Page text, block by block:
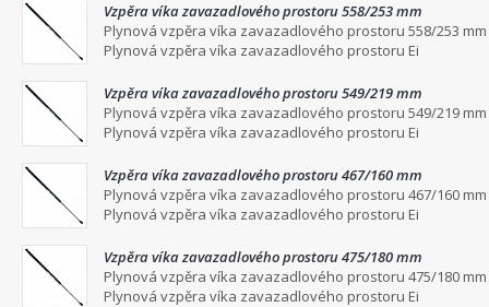
Vzpěra víka zavazadlového prostoru 558/253 mm
Plynová vzpěra víka zavazadlového prostoru 558/253 mm
Plynová vzpěra víka zavazadlového prostoru Ei
Vzpěra víka zavazadlového prostoru 549/219 mm
Plynová vzpěra víka zavazadlového prostoru 549/219 mm
Plynová vzpěra víka zavazadlového prostoru Ei
Vzpěra víka zavazadlového prostoru 467/160 mm
Plynová vzpěra víka zavazadlového prostoru 467/160 mm
Plynová vzpěra víka zavazadlového prostoru Ei
Vzpěra víka zavazadlového prostoru 475/180 mm
Plynová vzpěra víka zavazadlového prostoru 475/180 mm
Plynová vzpěra víka zavazadlového prostoru Ei